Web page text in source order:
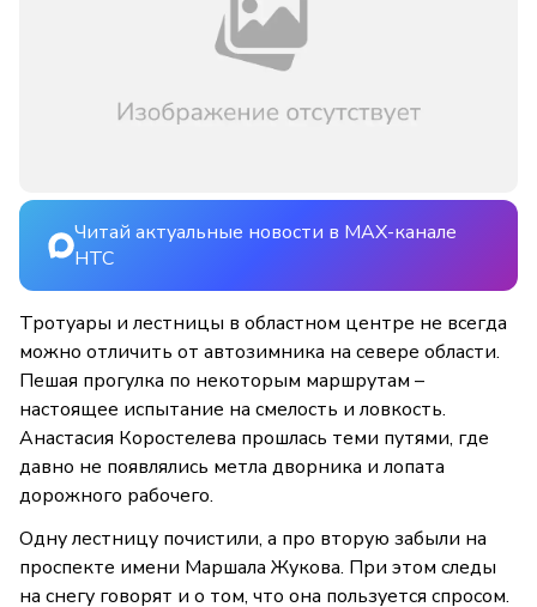
Читай актуальные новости в MAX-канале
НТС
Тротуары и лестницы в областном центре не всегда
можно отличить от автозимника на севере области.
Пешая прогулка по некоторым маршрутам –
настоящее испытание на смелость и ловкость.
Анастасия Коростелева прошлась теми путями, где
давно не появлялись метла дворника и лопата
дорожного рабочего.
Одну лестницу почистили, а про вторую забыли на
проспекте имени Маршала Жукова. При этом следы
на снегу говорят и о том, что она пользуется спросом.